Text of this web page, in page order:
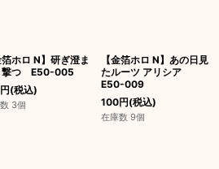
箔ホロ N】研ぎ澄ま
撃つ E50-005
円(税込)
3個
【金箔ホロ N】あの日見
たルーツ アリシア
E50-009
100円(税込)
在庫数 9個